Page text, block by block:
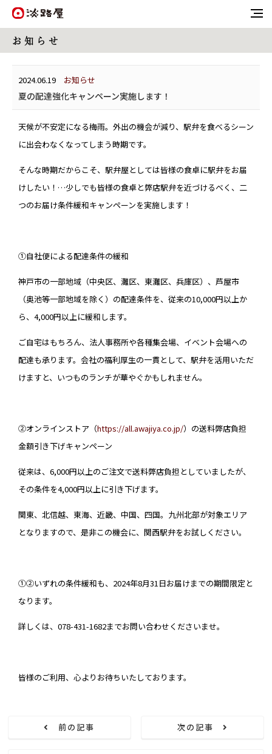
お 知 ら せ
2024.06.19 お知らせ
夏の配達強化キャンペーン実施します！
天候が不安定になる梅雨。外出の機会が減り、駅弁を食べるシーン
に出会わなくなってしまう時期です。
そんな時期だからこそ、駅弁屋としては皆様の食卓に駅弁をお届
けしたい！…少しでも皆様の食卓と弊店駅弁を近づけるべく、二
つのお届け条件緩和キャンペーンを実施します！
①自社便による配達条件の緩和
神戸市の一部地域（中央区、灘区、東灘区、兵庫区）、芦屋市
（奥池等一部地域を除く）の配達条件を、従来の10,000円以上か
ら、4,000円以上に緩和します。
ご自宅はもちろん、法人事務所や各種集会場、イベント会場への
配達も承ります。会社の福利厚生の一貫として、駅弁を活用いただ
けますと、いつものランチが華やぐかもしれません。
②オンラインストア（https://all.awajiya.co.jp/）の送料弊店負担
金額引き下げキャンペーン
従来は、6,000円以上のご注文で送料弊店負担としていましたが、
その条件を4,000円以上に引き下げます。
関東、北信越、東海、近畿、中国、四国。九州北部が対象エリア
となりますので、是非この機会に、関西駅弁をお試しください。
①②いずれの条件緩和も、2024年8月31日お届けまでの期間限定と
なります。
詳しくは、078-431-1682までお問い合わせくださいませ。
皆様のご利用、心よりお待ちいたしております。
前の記事 次の記事